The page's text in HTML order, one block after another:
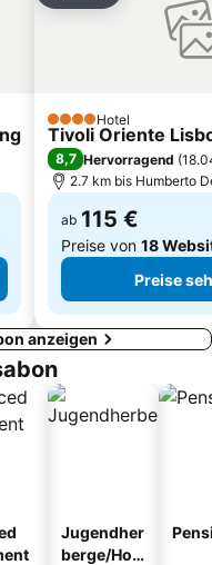
Eduardo VII.
da Praia das Maçãs
Pedro do Estoril
4 SterneHotel
Tivoli Oriente
8,7 Hervorragend (
2.7 km bis Humberto
ab 115 €
Preise von 18
Preise
anzeigen
Jugendher
berge/Hos